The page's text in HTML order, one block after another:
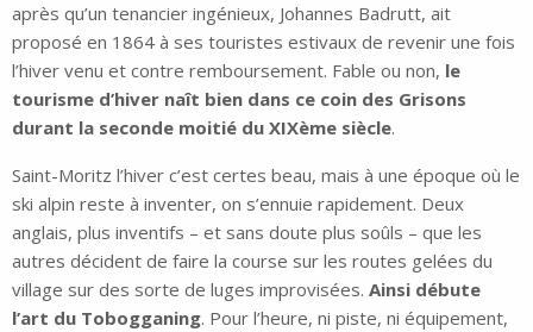
après qu’un tenancier ingénieux, Johannes Badrutt, ait
proposé en 1864 à ses touristes estivaux de revenir une fois
l’hiver venu et contre remboursement. Fable ou non, le
tourisme d’hiver naît bien dans ce coin des Grisons
durant la seconde moitié du XIXème siècle.
Saint-Moritz l’hiver c’est certes beau, mais à une époque où le
ski alpin reste à inventer, on s’ennuie rapidement. Deux
anglais, plus inventifs – et sans doute plus soûls – que les
autres décident de faire la course sur les routes gelées du
village sur des sorte de luges improvisées. Ainsi débute
l’art du Tobogganing. Pour l’heure, ni piste, ni équipement,